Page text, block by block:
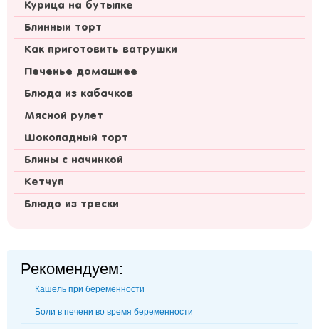
Курица на бутылке
Блинный торт
Как приготовить ватрушки
Печенье домашнее
Блюда из кабачков
Мясной рулет
Шоколадный торт
Блины с начинкой
Кетчуп
Блюдо из трески
Рекомендуем:
Кашель при беременности
Боли в печени во время беременности